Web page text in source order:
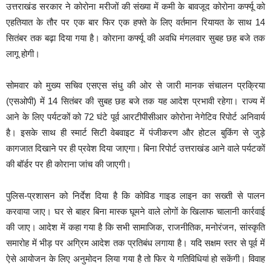
उत्तराखंड सरकार ने कोरोना मरीजों की संख्या में कमी के बावजूद कोरोना कर्फ्यू को
एहतियात के तौर पर एक बार फिर एक हफ्ते के लिए वर्तमान रियायत के साथ 14
सितंबर तक बढ़ा दिया गया है। कोराना कर्फ्यू की अवधि मंगलवार सुबह छह बजे तक
लागू होगी।
सोमवार को मुख्य सचिव एसएस संधु की ओर से जारी मानक संचालन प्रक्रिया
(एसओपी) में 14 सितंबर की सुबह छह बजे तक यह आदेश प्रभावी रहेगा। राज्य में
आने के लिए पर्यटकों को 72 घंटे पूर्व आरटीपीसीआर कोरोना नेगेटिव रिपोर्ट अनिवार्य
है। इसके साथ ही स्मार्ट सिटी वेबवाइट में पंजीकरण और होटल बुकिंग से जुड़े
कागजात दिखाने पर ही प्रवेश दिया जाएगा। बिना रिपोर्ट उत्तराखंड आने वाले पर्यटकों
की बॉर्डर पर ही कोराना जांच की जाएगी।
पुलिस-प्रशासन को निर्देश दिया है कि कोविड गाइड लाइन का सख्ती से पालन
करवाया जाए। घर से बाहर बिना मास्क घूमने वाले लोगों के खिलाफ चालानी कार्रवाई
की जाए। आदेश में कहा गया है कि सभी सामाजिक, राजनीतिक, मनोरंजन, सांस्कृति
समारोह में भीड़ पर अग्रिम आदेश तक प्रतिबंध लगाया है। यदि सक्षम स्तर से पूर्व में
ऐसे आयोजन के लिए अनुमोदन लिया गया है तो फिर ये गतिविधियां हो सकेंगी। विवाह